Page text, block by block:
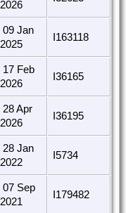
2026
09 Jan
2025
I163118
17 Feb
2026
I36165
28 Apr
2026
I36195
28 Jan
2022
I5734
07 Sep
2021
I179482